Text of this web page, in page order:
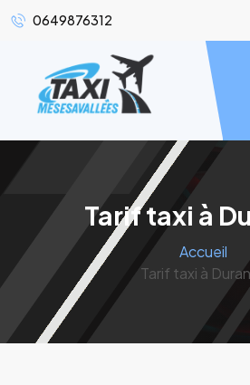
0649876312
Tarif taxi à
Accueil
Tarif taxi à